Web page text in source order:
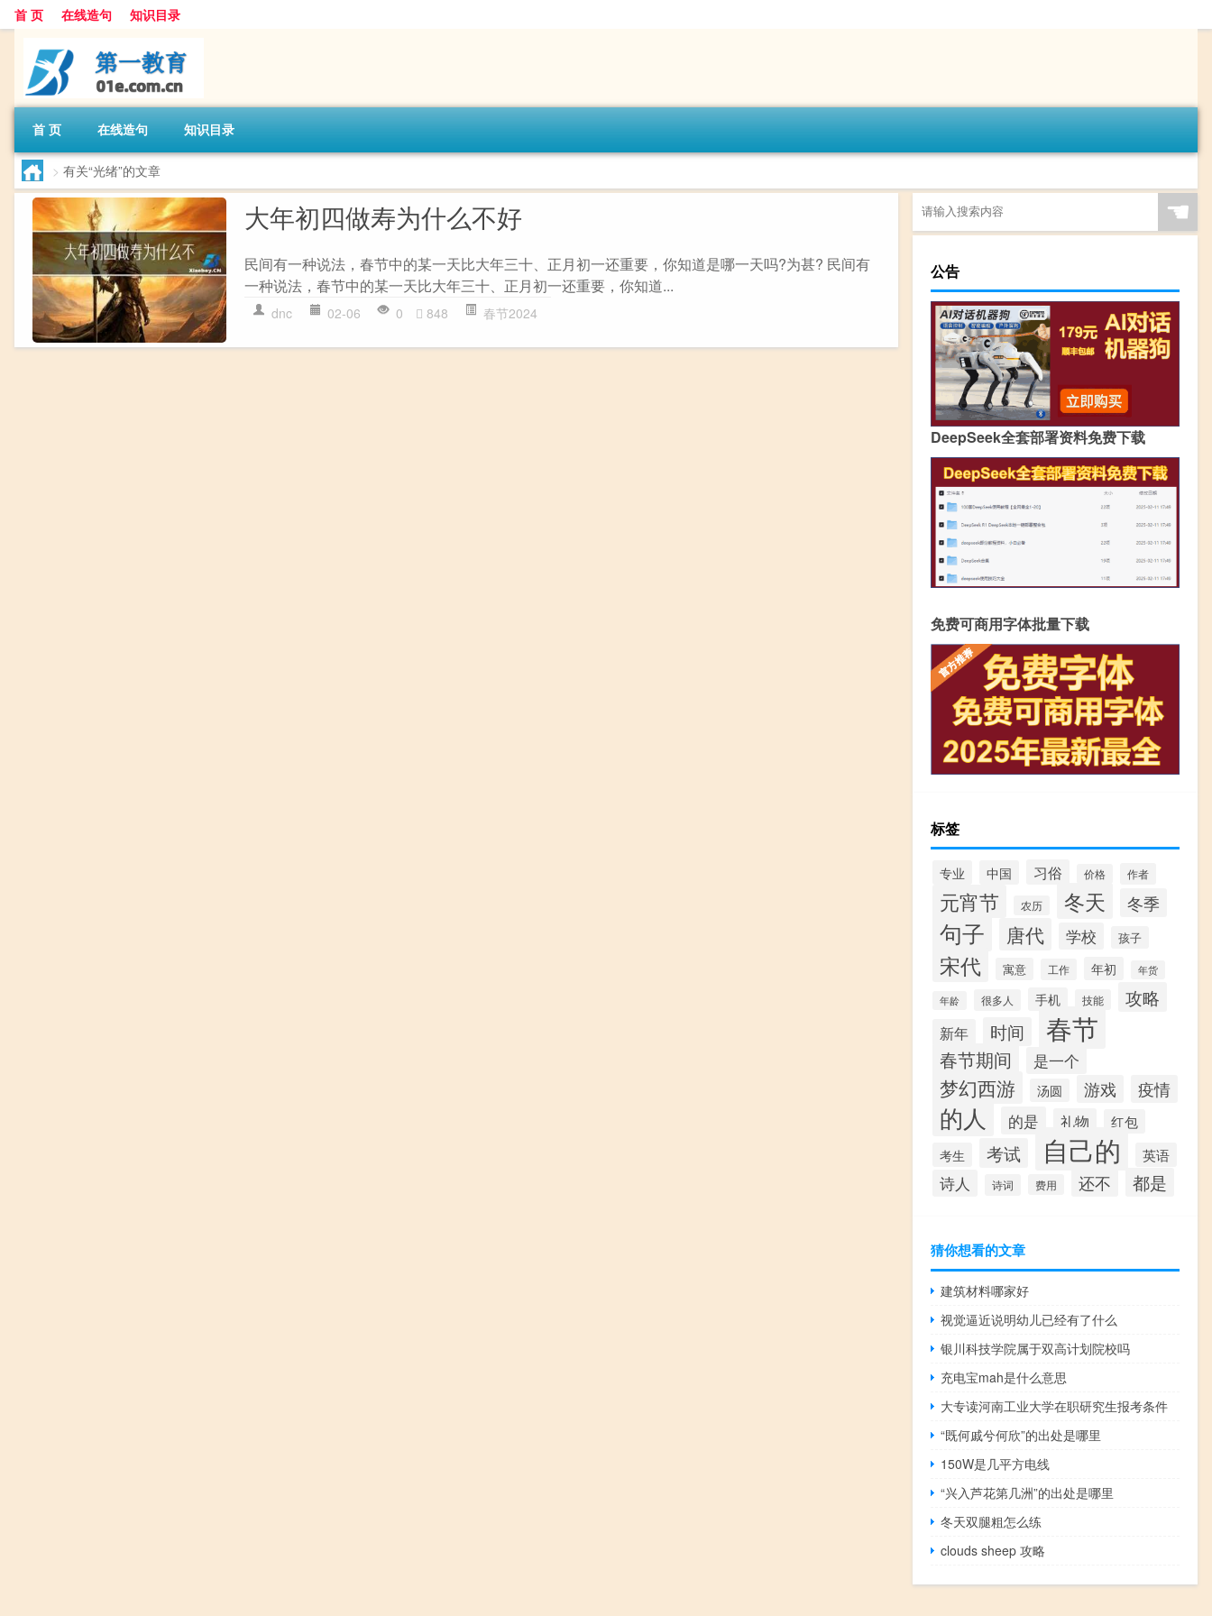
首 页 在线造句 知识目录
首 页 在线造句 知识目录
> 有关“光绪”的文章
大年初四做寿为什么不好
民间有一种说法，春节中的某一天比大年三十、正月初一还重要，你知道是哪一天吗?为甚? 民间有
一种说法，春节中的某一天比大年三十、正月初一还重要，你知道...
dnc 02-06 0 848 春节2024
☚
公告
DeepSeek全套部署资料免费下载
免费可商用字体批量下载
标签
专业 中国 习俗 价格 作者
元宵节 农历 冬天 冬季
句子 唐代 学校 孩子
宋代 寓意 工作 年初 年货
年龄 很多人 手机 技能 攻略
新年 时间 春节
春节期间 是一个
梦幻西游 汤圆 游戏 疫情
的人 的是 礼物
红包
考生
考试 自己的 英语
诗人 诗词 费用 还不 都是
猜你想看的文章
建筑材料哪家好
视觉逼近说明幼儿已经有了什么
银川科技学院属于双高计划院校吗
充电宝mah是什么意思
大专读河南工业大学在职研究生报考条件
“既何戚兮何欣”的出处是哪里
150W是几平方电线
“兴入芦花第几洲”的出处是哪里
冬天双腿粗怎么练
clouds sheep 攻略